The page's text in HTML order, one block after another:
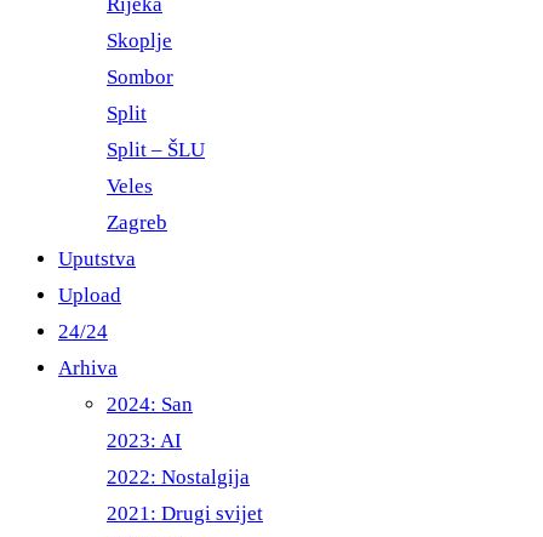
Skoplje
Sombor
Split
Split – ŠLU
Veles
Zagreb
Uputstva
Upload
24/24
Arhiva
2024: San
2023: AI
2022: Nostalgija
2021: Drugi svijet